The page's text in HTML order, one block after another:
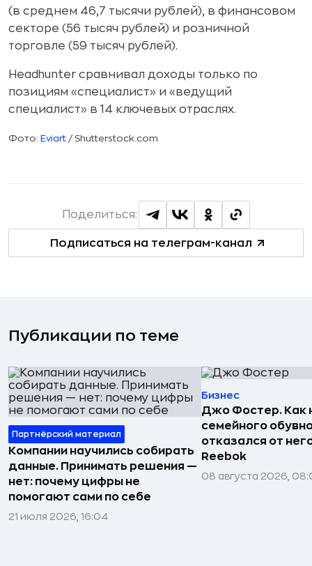
(в среднем 46,7 тысячи рублей), в финансовом
секторе (56 тысяч рублей) и розничной
торговле (59 тысяч рублей).
Headhunter сравнивал доходы только по
позициям «специалист» и «ведущий
специалист» в 14 ключевых отраслях.
Фото: Eviart / Shutterstock.com
Подписаться на телеграм-канал
Поделиться:
Публикации по теме
Партнёрский материал
Компании научились собирать
данные. Принимать решения —
нет: почему цифры не
помогают сами по себе
21 июля 2026, 16:04
Бизнес
Джо Фостер. Как
семейного
отказался от
Reebok
08 августа 2026,